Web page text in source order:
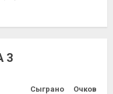
3
Сыграно Очков